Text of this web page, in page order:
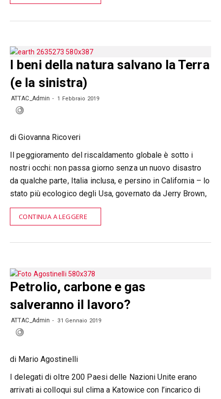
I beni della natura salvano la Terra
(e la sinistra)
ATTAC_Admin 1 Febbraio 2019
di Giovanna Ricoveri
Il peggioramento del riscaldamento globale è sotto i
nostri occhi: non passa giorno senza un nuovo disastro
da qualche parte, Italia inclusa, e persino in California – lo
stato più ecologico degli Usa, governato da Jerry Brown,
CONTINUA A LEGGERE
Petrolio, carbone e gas
salveranno il lavoro?
ATTAC_Admin 31 Gennaio 2019
di Mario Agostinelli
I delegati di oltre 200 Paesi delle Nazioni Unite erano
arrivati ai colloqui sul clima a Katowice con l’incarico di